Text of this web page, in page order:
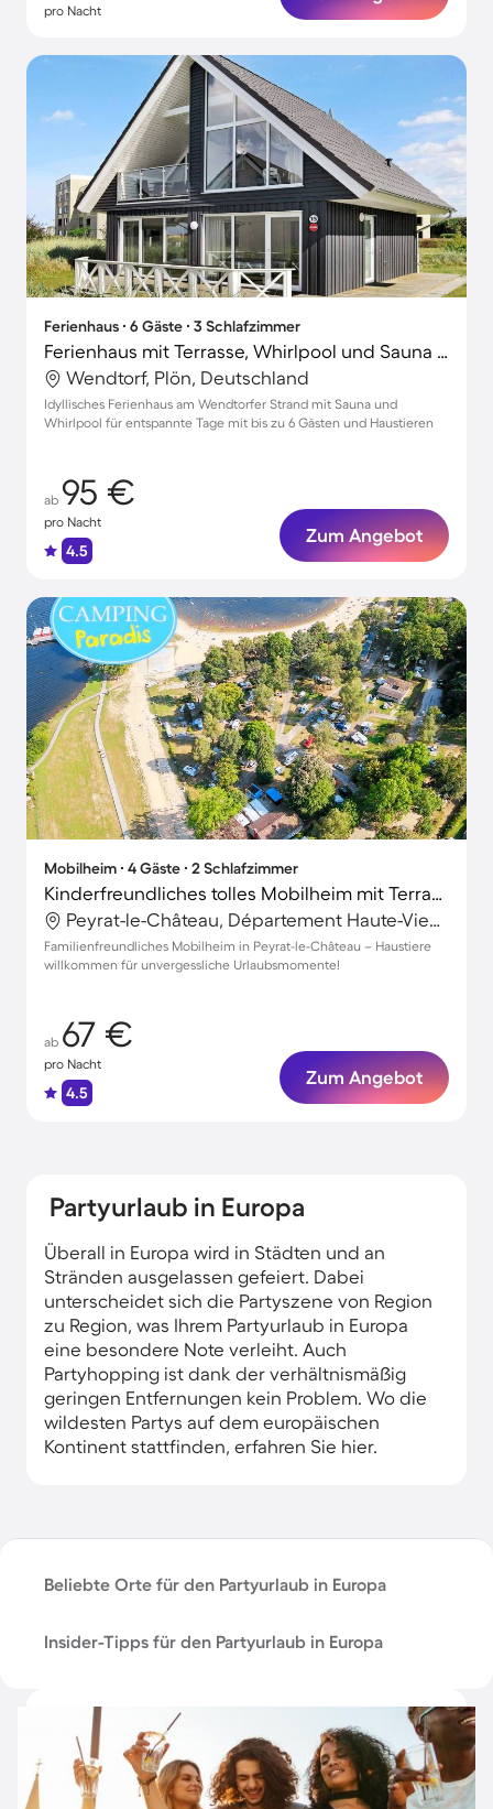
pro Nacht
Ferienhaus ∙ 6 Gäste ∙ 3 Schlafzimmer
Ferienhaus mit Terrasse, Whirlpool und Sauna | Strand in der Nähe
Wendtorf, Plön, Deutschland
Idyllisches Ferienhaus am Wendtorfer Strand mit Sauna und
Whirlpool für entspannte Tage mit bis zu 6 Gästen und Haustieren
ab 95 €
pro Nacht
4.5
Zum Angebot
Mobilheim ∙ 4 Gäste ∙ 2 Schlafzimmer
Kinderfreundliches tolles Mobilheim mit Terrasse | Nah am Strand | Haustiere erlaubt
Peyrat-le-Château, Département Haute-Vienne, Frankreich
Familienfreundliches Mobilheim in Peyrat-le-Château – Haustiere
willkommen für unvergessliche Urlaubsmomente!
ab 67 €
pro Nacht
4.5
Zum Angebot
Partyurlaub in Europa
Überall in Europa wird in Städten und an
Stränden ausgelassen gefeiert. Dabei
unterscheidet sich die Partyszene von Region
zu Region, was Ihrem Partyurlaub in Europa
eine besondere Note verleiht. Auch
Partyhopping ist dank der verhältnismäßig
geringen Entfernungen kein Problem. Wo die
wildesten Partys auf dem europäischen
Kontinent stattfinden, erfahren Sie hier. ​
Beliebte Orte für den Partyurlaub in Europa
Insider-Tipps für den Partyurlaub in Europa